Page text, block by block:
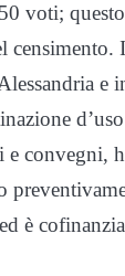
voti;
e
e convegni,
è